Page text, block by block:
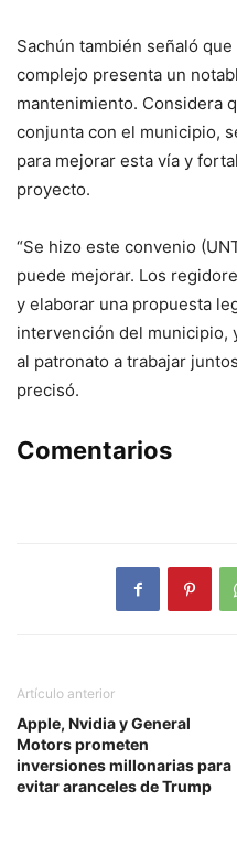
Sachún también señaló
complejo presenta un
mantenimiento. Considera
conjunta con el municipio,
para mejorar esta vía y
proyecto.
“Se hizo este convenio
puede mejorar. Los
y elaborar una propuesta
intervención del municipio,
al patronato a trabajar
precisó.
Comentarios
Artículo anterior
Apple, Nvidia y General
Motors prometen
inversiones millonarias para
evitar aranceles de Trump